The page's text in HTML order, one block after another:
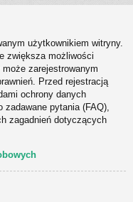
użytkownikiem witryny.
zwiększa możliwości
zarejestrowanym
Przed rejestracją
ochrony danych
pytania (FAQ),
zagadnień dotyczących